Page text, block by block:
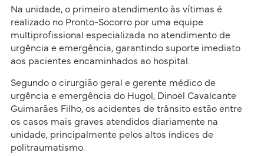
Na unidade, o primeiro atendimento às vítimas é
realizado no Pronto-Socorro por uma equipe
multiprofissional especializada no atendimento de
urgência e emergência, garantindo suporte imediato
aos pacientes encaminhados ao hospital.
Segundo o cirurgião geral e gerente médico de
urgência e emergência do Hugol, Dinoel Cavalcante
Guimarães Filho, os acidentes de trânsito estão entre
os casos mais graves atendidos diariamente na
unidade, principalmente pelos altos índices de
politraumatismo.